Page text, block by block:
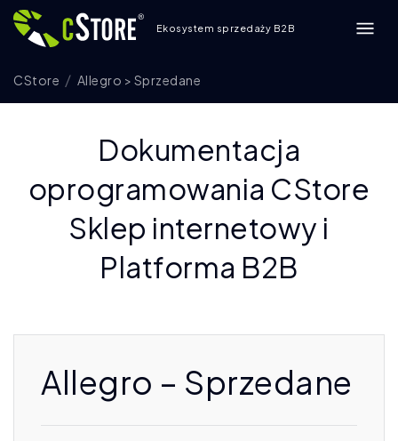
Ekosystem sprzedaży B2B
CStore Allegro > Sprzedane
Dokumentacja
oprogramowania CStore
Sklep internetowy i
Platforma B2B
Allegro – Sprzedane